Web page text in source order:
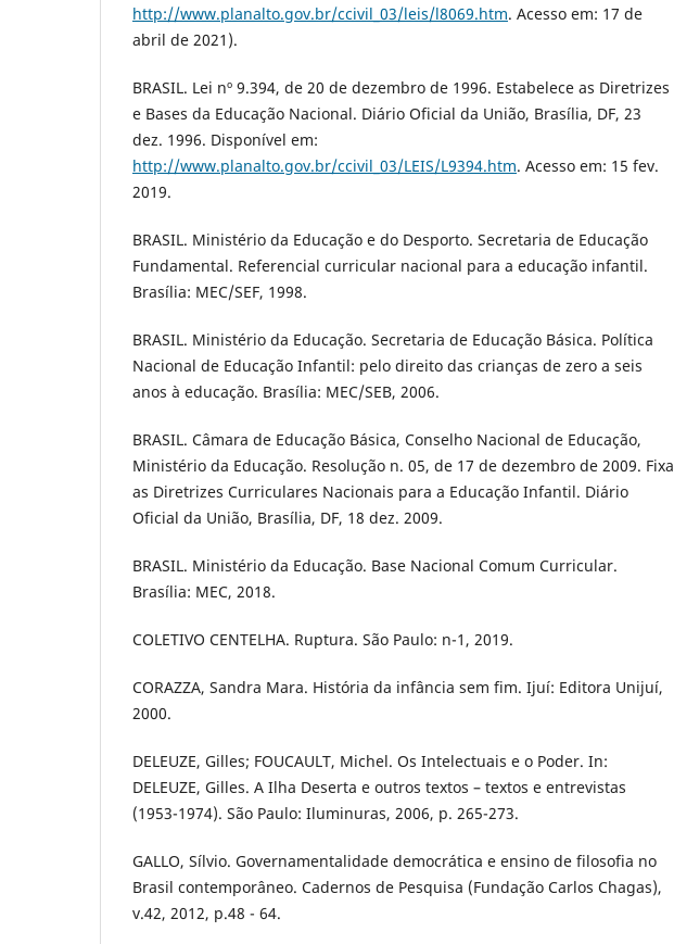
http://www.planalto.gov.br/ccivil_03/leis/l8069.htm. Acesso em: 17 de
abril de 2021).
BRASIL. Lei nº 9.394, de 20 de dezembro de 1996. Estabelece as Diretrizes
e Bases da Educação Nacional. Diário Oficial da União, Brasília, DF, 23
dez. 1996. Disponível em:
http://www.planalto.gov.br/ccivil_03/LEIS/L9394.htm. Acesso em: 15 fev.
2019.
BRASIL. Ministério da Educação e do Desporto. Secretaria de Educação
Fundamental. Referencial curricular nacional para a educação infantil.
Brasília: MEC/SEF, 1998.
BRASIL. Ministério da Educação. Secretaria de Educação Básica. Política
Nacional de Educação Infantil: pelo direito das crianças de zero a seis
anos à educação. Brasília: MEC/SEB, 2006.
BRASIL. Câmara de Educação Básica, Conselho Nacional de Educação,
Ministério da Educação. Resolução n. 05, de 17 de dezembro de 2009. Fixa
as Diretrizes Curriculares Nacionais para a Educação Infantil. Diário
Oficial da União, Brasília, DF, 18 dez. 2009.
BRASIL. Ministério da Educação. Base Nacional Comum Curricular.
Brasília: MEC, 2018.
COLETIVO CENTELHA. Ruptura. São Paulo: n-1, 2019.
CORAZZA, Sandra Mara. História da infância sem fim. Ijuí: Editora Unijuí,
2000.
DELEUZE, Gilles; FOUCAULT, Michel. Os Intelectuais e o Poder. In:
DELEUZE, Gilles. A Ilha Deserta e outros textos – textos e entrevistas
(1953-1974). São Paulo: Iluminuras, 2006, p. 265-273.
GALLO, Sílvio. Governamentalidade democrática e ensino de filosofia no
Brasil contemporâneo. Cadernos de Pesquisa (Fundação Carlos Chagas),
v.42, 2012, p.48 - 64.